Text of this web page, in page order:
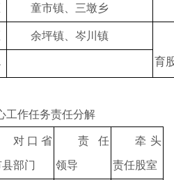
童市镇、三墩乡
余坪镇、岑川镇
育
工作任务责任分解
对口省
部门
责任
领导
牵头
责任股室